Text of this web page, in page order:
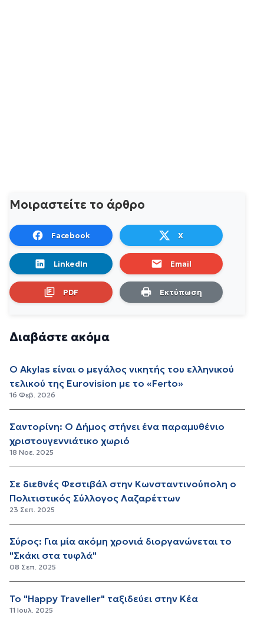
Μοιραστείτε το άρθρο
Facebook X
LinkedIn Email
PDF Εκτύπωση
Διαβάστε ακόμα
Ο Akylas είναι ο μεγάλος νικητής του ελληνικού
τελικού της Eurovision με το «Ferto»
16 Φεβ. 2026
Σαντορίνη: Ο Δήμος στήνει ένα παραμυθένιο
χριστουγεννιάτικο χωριό
18 Νοε. 2025
Σε διεθνές Φεστιβάλ στην Κωνσταντινούπολη ο
Πολιτιστικός Σύλλογος Λαζαρέττων
23 Σεπ. 2025
Σύρος: Για μία ακόμη χρονιά διοργανώνεται το
"Σκάκι στα τυφλά"
08 Σεπ. 2025
Το "Happy Traveller" ταξιδεύει στην Κέα
11 Ιουλ. 2025